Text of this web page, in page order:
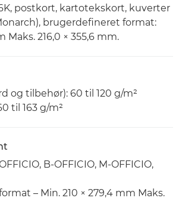
postkort, kartotekskort, kuverter
brugerdefineret format:
Maks. 216,0 × 355,6 mm.
og tilbehør): 60 til 120 g/m²
til 163 g/m²
B-OFFICIO, M-OFFICIO,
– Min. 210 × 279,4 mm Maks.